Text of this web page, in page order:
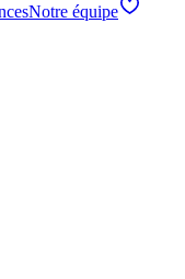
Notre équipe